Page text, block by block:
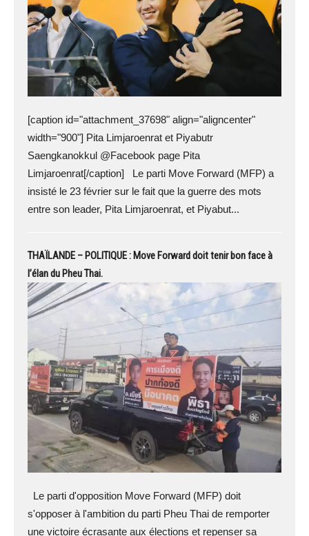
[caption id="attachment_37698" align="aligncenter"
width="900"] Pita Limjaroenrat et Piyabutr
Saengkanokkul @Facebook page Pita
Limjaroenrat[/caption] Le parti Move Forward (MFP) a
insisté le 23 février sur le fait que la guerre des mots
entre son leader, Pita Limjaroenrat, et Piyabut...
THAÏLANDE – POLITIQUE : Move Forward doit tenir bon face à
l’élan du Pheu Thai.
Le parti d'opposition Move Forward (MFP) doit
s'opposer à l'ambition du parti Pheu Thai de remporter
une victoire écrasante aux élections et repenser sa